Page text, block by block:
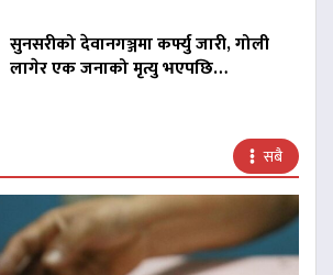
सुनसरीको देवानगञ्जमा कर्फ्यु जारी, गोली
लागेर एक जनाको मृत्यु भएपछि…
सबै